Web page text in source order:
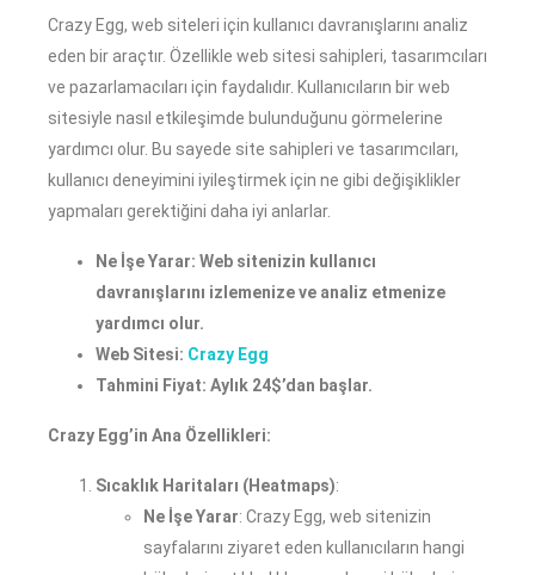
Crazy Egg, web siteleri için kullanıcı davranışlarını analiz
eden bir araçtır. Özellikle web sitesi sahipleri, tasarımcıları
ve pazarlamacıları için faydalıdır. Kullanıcıların bir web
sitesiyle nasıl etkileşimde bulunduğunu görmelerine
yardımcı olur. Bu sayede site sahipleri ve tasarımcıları,
kullanıcı deneyimini iyileştirmek için ne gibi değişiklikler
yapmaları gerektiğini daha iyi anlarlar.
Ne İşe Yarar: Web sitenizin kullanıcı
davranışlarını izlemenize ve analiz etmenize
yardımcı olur.
Web Sitesi: Crazy Egg
Tahmini Fiyat: Aylık 24$’dan başlar.
Crazy Egg’in Ana Özellikleri:
Sıcaklık Haritaları (Heatmaps):
Ne İşe Yarar: Crazy Egg, web sitenizin
sayfalarını ziyaret eden kullanıcıların hangi